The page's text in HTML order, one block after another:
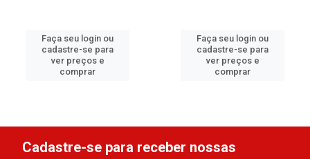
Faça seu login ou
cadastre-se para
ver preços e
comprar
Faça seu login ou
cadastre-se para
ver preços e
comprar
Cadastre-se para receber nossas